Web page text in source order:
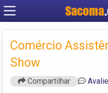
Sacoma
Comércio
Show
Compartilhar